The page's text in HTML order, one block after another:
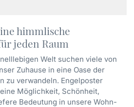
himmlische
jeden Raum
Welt suchen viele von
Zuhause in eine Oase der
zu verwandeln. Engelposter
Möglichkeit, Schönheit,
Bedeutung in unsere Wohn-